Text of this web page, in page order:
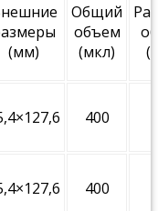
(мм)
Общий
объем
(мкл)
400
400